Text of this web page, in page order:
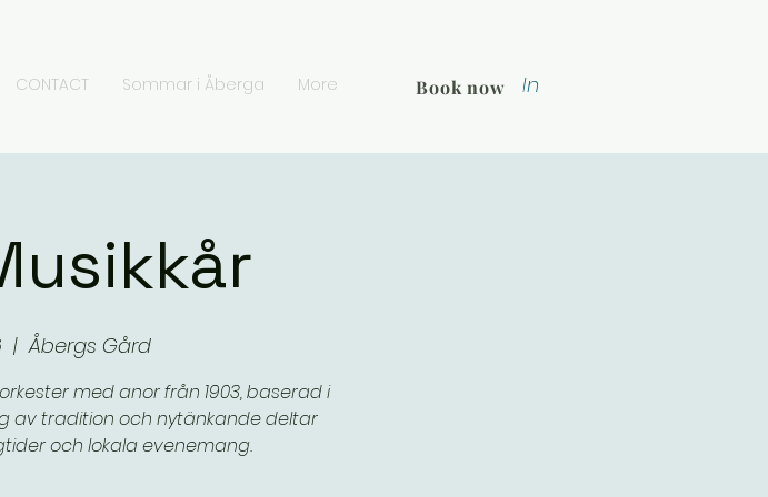
CONTACT Sommar i Åberga More Log In
Book now
  |
Åbergs Gård
med anor från 1903, baserad i
av tradition och nytänkande deltar
och lokala evenemang.